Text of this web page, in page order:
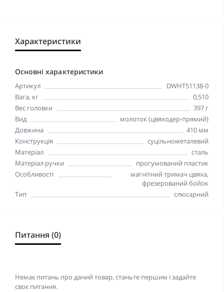
Характеристики
Основні характеристики
Артикул
DWHT51138-0
Вага, кг
0,510
Вес головки
397 г
Вид
молоток (цвяходер-прямий)
Довжина
410 мм
Конструкція
суцільнометалевий
Матеріал
сталь
Матеріал ручки
прогумований пластик
Особливості
магнітний тримач цвяха,
фрезерований бойок
Тип
слюсарний
Питання (0)
Немає питань про даний товар, станьте першим і задайте
своє питання.